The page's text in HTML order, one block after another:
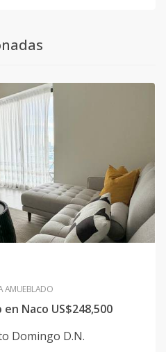
AMUEBLADO
Naco US$248,500
Domingo D.N.